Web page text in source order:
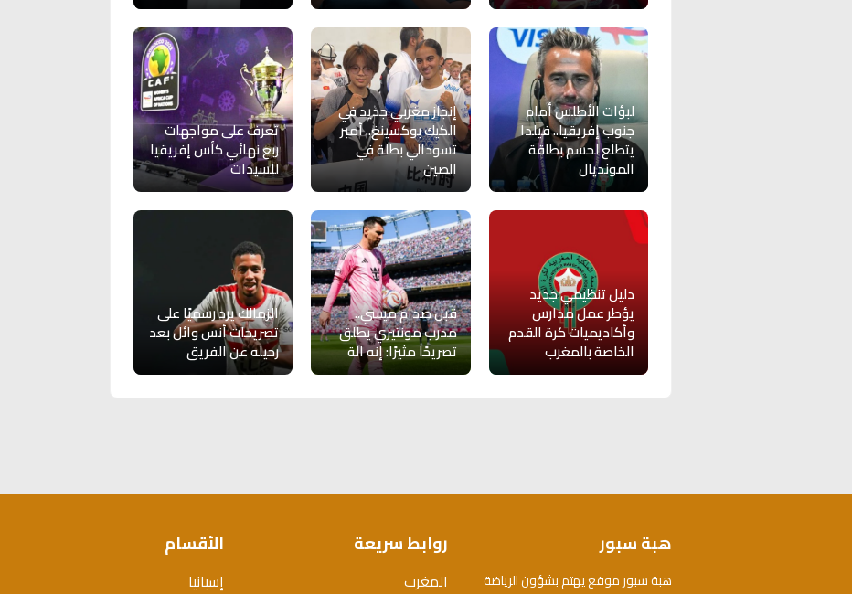
لبؤات الأطلس أمام
جنوب إفريقيا.. فيلدا
يتطلع لحسم بطاقة
المونديال
إنجاز مغربي جديد في
الكيك بوكسينغ.. أمبر
تسودالي بطلة في
الصين
تعرف على مواجهات
ربع نهائي كأس إفريقيا
للسيدات
دليل تنظيمي جديد
يؤطر عمل مدارس
وأكاديميات كرة القدم
الخاصة بالمغرب
قبل صدام ميسي..
مدرب مونتيري يطلق
تصريحًا مثيرًا: إنه آلة
الزمالك يرد رسميًا على
تصريحات أنس وائل بعد
رحيله عن الفريق
هبة سبور
هبة سبور موقع يهتم بشؤون الرياضة
روابط سريعة
المغرب
الأقسام
إسبانيا